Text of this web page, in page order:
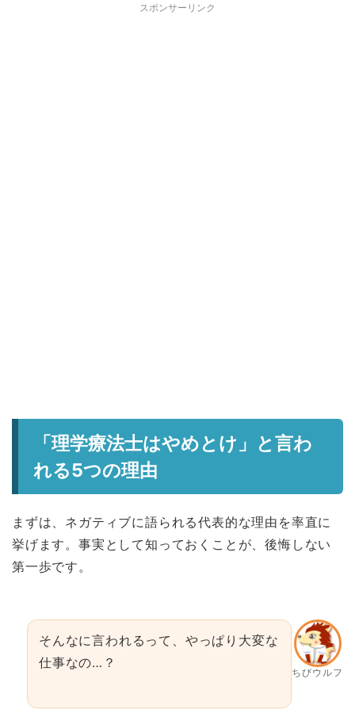
スポンサーリンク
「理学療法士はやめとけ」と言わ
れる5つの理由
まずは、ネガティブに語られる代表的な理由を率直に
挙げます。事実として知っておくことが、後悔しない
第一歩です。
ちびウルフ
そんなに言われるって、やっぱり大変な
仕事なの…？